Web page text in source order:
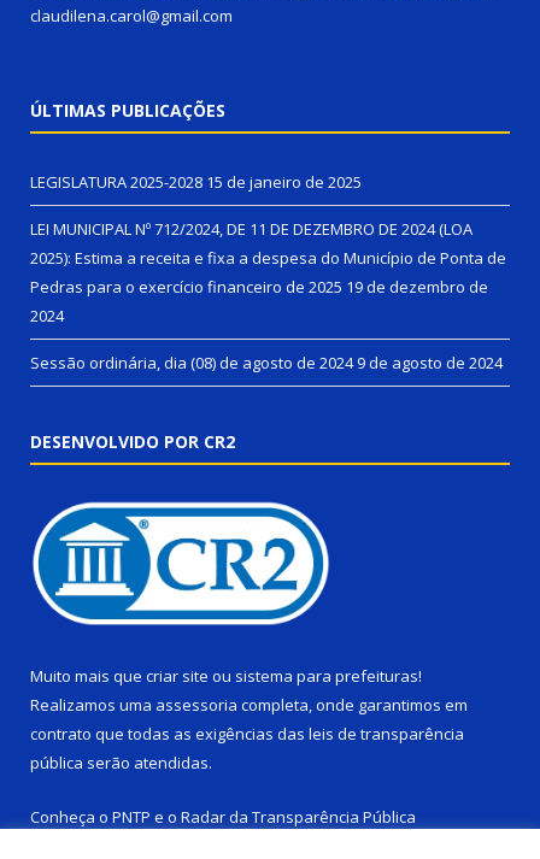
claudilena.carol@gmail.com
ÚLTIMAS PUBLICAÇÕES
LEGISLATURA 2025-2028 15 de janeiro de 2025
LEI MUNICIPAL Nº 712/2024, DE 11 DE DEZEMBRO DE 2024 (LOA
2025): Estima a receita e fixa a despesa do Município de Ponta de
Pedras para o exercício financeiro de 2025 19 de dezembro de
2024
Sessão ordinária, dia (08) de agosto de 20249 de agosto de 2024
DESENVOLVIDO POR CR2
Muito mais que criar site ou sistema para prefeituras!
Realizamos uma assessoria completa, onde garantimos em
contrato que todas as exigências das leis de transparência
pública serão atendidas.
Conheça o PNTP e o Radar da Transparência Pública